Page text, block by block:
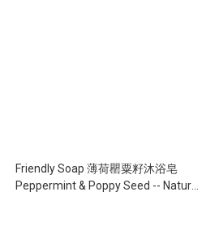
Friendly Soap 薄荷罌粟籽沐浴皂
Peppermint & Poppy Seed -- Natural